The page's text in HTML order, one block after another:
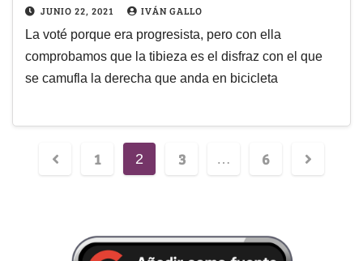
JUNIO 22, 2021 IVÁN GALLO
La voté porque era progresista, pero con ella
comprobamos que la tibieza es el disfraz con el que
se camufla la derecha que anda en bicicleta
1 2 3 … 6